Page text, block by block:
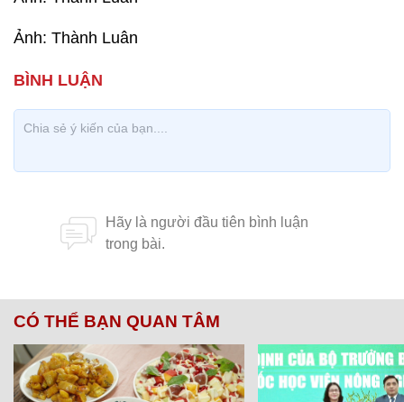
Ảnh: Thành Luân
CÓ THỂ BẠN QUAN TÂM